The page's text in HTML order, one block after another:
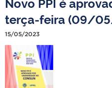
terça-feira (09/
15/05/2023